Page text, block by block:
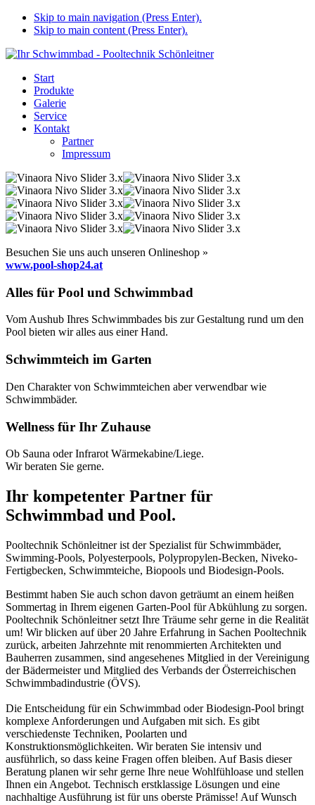
Skip to main navigation (Press Enter).
Skip to main content (Press Enter).
Start
Produkte
Galerie
Service
Kontakt
Partner
Impressum
Besuchen Sie uns auch unseren Onlineshop »
www.pool-shop24.at
Alles für Pool und Schwimmbad
Vom Aushub Ihres Schwimmbades bis zur Gestaltung rund um den
Pool bieten wir alles aus einer Hand.
Schwimmteich im Garten
Den Charakter von Schwimmteichen aber verwendbar wie
Schwimmbäder.
Wellness für Ihr Zuhause
Ob Sauna oder Infrarot Wärmekabine/Liege.
Wir beraten Sie gerne.
Ihr kompetenter Partner für
Schwimmbad und Pool.
Pooltechnik Schönleitner ist der Spezialist für Schwimmbäder,
Swimming-Pools, Polyesterpools, Polypropylen-Becken, Niveko-
Fertigbecken, Schwimmteiche, Biopools und Biodesign-Pools.
Bestimmt haben Sie auch schon davon geträumt an einem heißen
Sommertag in Ihrem eigenen Garten-Pool für Abkühlung zu sorgen.
Pooltechnik Schönleitner setzt Ihre Träume sehr gerne in die Realität
um! Wir blicken auf über 20 Jahre Erfahrung in Sachen Pooltechnik
zurück, arbeiten Jahrzehnte mit renommierten Architekten und
Bauherren zusammen, sind angesehenes Mitglied in der Vereinigung
der Bädermeister und Mitglied des Verbands der Österreichischen
Schwimmbadindustrie (ÖVS).
Die Entscheidung für ein Schwimmbad oder Biodesign-Pool bringt
komplexe Anforderungen und Aufgaben mit sich. Es gibt
verschiedenste Techniken, Poolarten und
Konstruktionsmöglichkeiten. Wir beraten Sie intensiv und
ausführlich, so dass keine Fragen offen bleiben. Auf Basis dieser
Beratung planen wir sehr gerne Ihre neue Wohlfühloase und stellen
Ihnen ein Angebot. Technisch erstklassige Lösungen und eine
nachhaltige Ausführung ist für uns oberste Prämisse! Auf Wunsch